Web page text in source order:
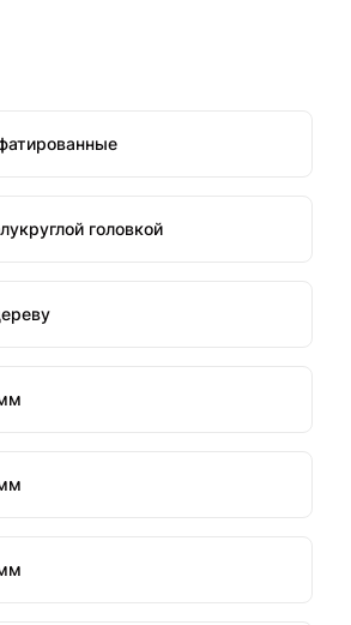
головкой